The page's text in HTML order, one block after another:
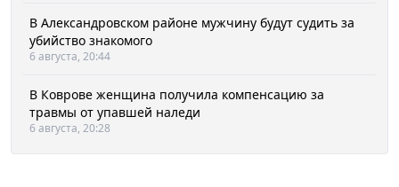
В Александровском районе мужчину будут судить за
убийство знакомого
6 августа, 20:44
В Коврове женщина получила компенсацию за
травмы от упавшей наледи
6 августа, 20:28